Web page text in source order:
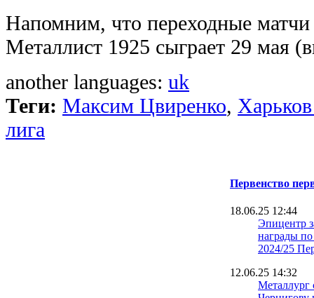
Напомним, что переходные матчи
Металлист 1925 сыграет 29 мая
another languages: uk
Теги: Максим Цвиренко,
лига
Первенство
18.06.25 12:44
Эпицентр
награды по
2024/25
12.06.25 14:32
Металлург